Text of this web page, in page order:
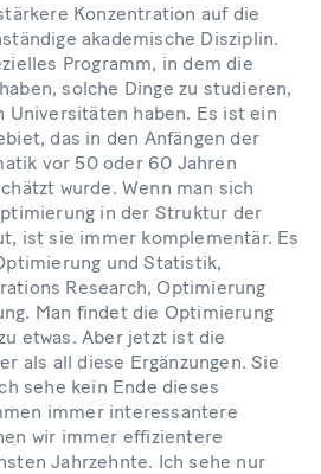
Konzentration auf die
akademische Disziplin.
Programm, in dem die
solche Dinge zu studieren,
Universitäten haben. Es ist ein
das in den Anfängen der
vor 50 oder 60 Jahren
wurde. Wenn man sich
in der Struktur der
ist sie immer komplementär. Es
und Statistik,
Research, Optimierung
Man findet die Optimierung
etwas. Aber jetzt ist die
als all diese Ergänzungen. Sie
sehe kein Ende dieses
immer interessantere
wir immer effizientere
Jahrzehnte. Ich sehe nur